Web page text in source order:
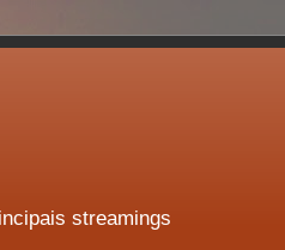
streamings